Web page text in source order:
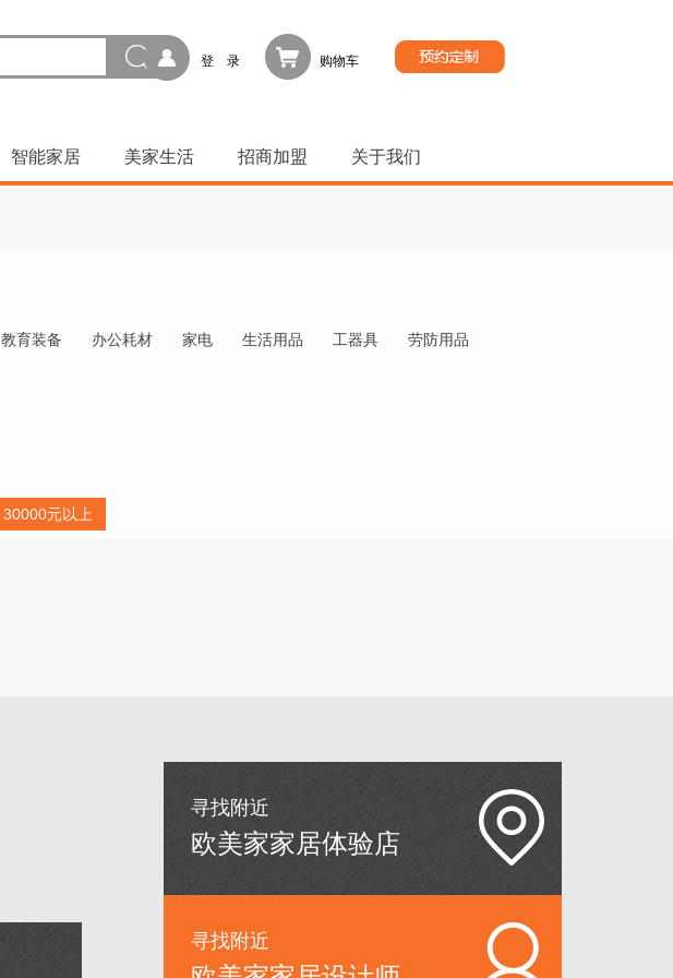
登 录 购物车
智能家居 美家生活 招商加盟 关于我们
教育装备 办公耗材 家电 生活用品 工器具
劳防用品
30000元以上
寻找附近
欧美家家居体验店
寻找附近